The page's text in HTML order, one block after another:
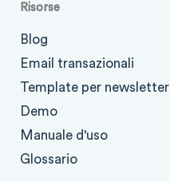
Risorse
Blog
Email transazionali
Template per newsletter
Demo
Manuale d'uso
Glossario